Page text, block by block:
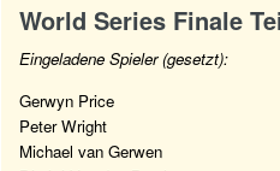
World Series Finale
Eingeladene Spieler (gesetzt):
Gerwyn Price
Peter Wright
Michael van Gerwen